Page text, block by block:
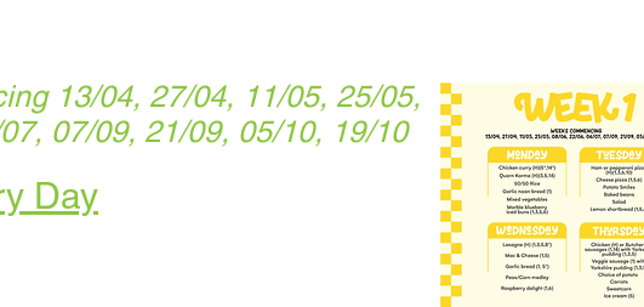
13/04, 27/04, 11/05, 25/05,
07/09, 21/09, 05/10, 19/10
Day